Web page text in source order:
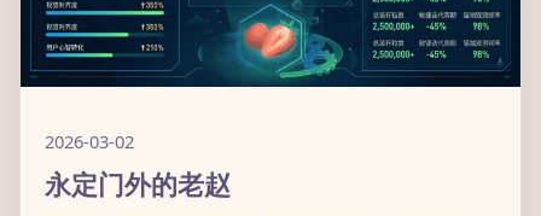
2026-03-02
永定门外的老赵